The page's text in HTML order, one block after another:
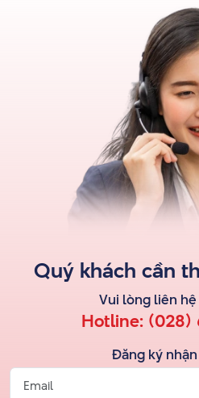
Quý khách cần
Vui lòng liên hệ
Hotline: (028)
Đăng ký